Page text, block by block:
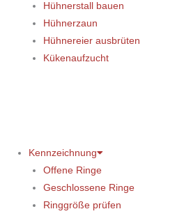
Hühnerstall bauen
Hühnerzaun
Hühnereier ausbrüten
Kükenaufzucht
Kennzeichnung
Offene Ringe
Geschlossene Ringe
Ringgröße prüfen